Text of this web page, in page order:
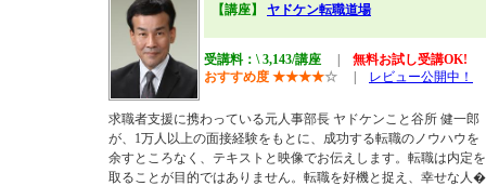
【講座】 ヤドケン転職道場
受講料：\ 3,143/講座
無料お試し受講OK!
おすすめ度 ★★★★☆ レビュー公開中！
求職者支援に携わっている元人事部長 ヤドケンこと谷所 健一郎
が、1万人以上の面接経験をもとに、成功する転職のノウハウを
余すところなく、テキストと映像でお伝えします。転職は内定を
取ることが目的ではありません。転職を好機と捉え、幸せな人�